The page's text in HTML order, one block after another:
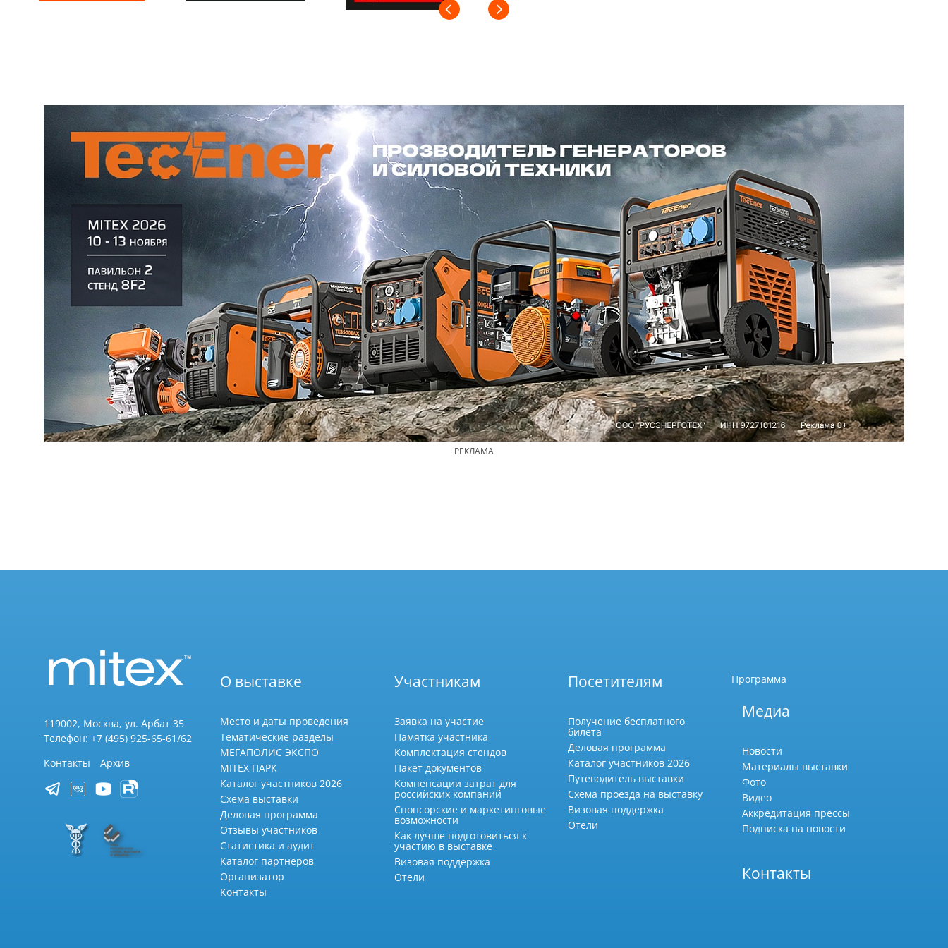
РЕКЛАМА
119002, Москва, ул. Арбат 35
Телефон: +7 (495) 925-65-61/62
Контакты
Архив
О выставке
Место и даты проведения
Тематические разделы
МЕГАПОЛИС ЭКСПО
MITEX ПАРК
Каталог участников 2026
Схема выставки
Деловая программа
Отзывы участников
Статистика и аудит
Каталог партнеров
Организатор
Контакты
Участникам
Заявка на участие
Памятка участника
Комплектация стендов
Пакет документов
Компенсации затрат для
российских компаний
Спонсорские и маркетинговые
возможности
Как лучше подготовиться к
участию в выставке
Визовая поддержка
Отели
Посетителям
Получение бесплатного
билета
Деловая программа
Каталог участников 2026
Путеводитель выставки
Схема проезда на выставку
Визовая поддержка
Отели
Программа
Медиа
Новости
Материалы выставки
Фото
Видео
Аккредитация прессы
Подписка на новости
Контакты